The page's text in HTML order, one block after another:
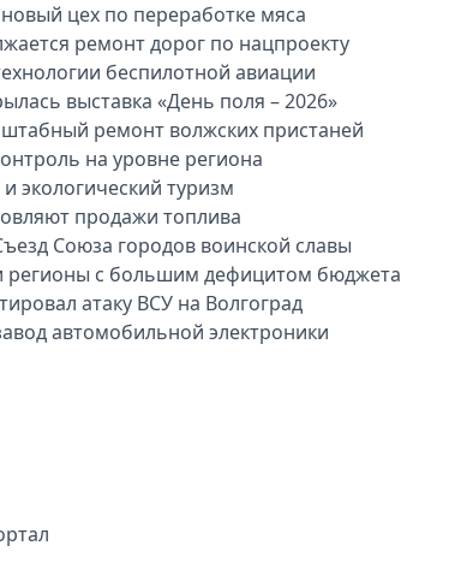
цех по переработке мяса
ремонт дорог по нацпроекту
беспилотной авиации
выставка «День поля – 2026»
ремонт волжских пристаней
на уровне региона
экологический туризм
продажи топлива
Союза городов воинской славы
регионы с большим дефицитом бюджета
атаку ВСУ на Волгоград
автомобильной электроники